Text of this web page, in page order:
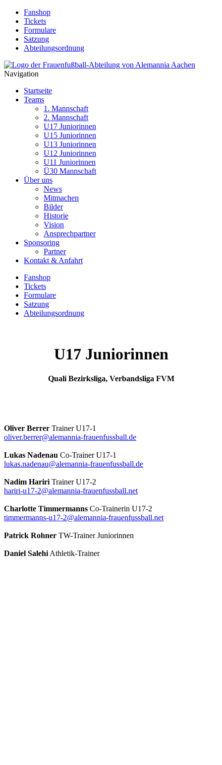
Fanshop
Tickets
Formulare
Satzung
Abteilungsordnung
Navigation
Startseite
Teams
1. Mannschaft
2. Mannschaft
U17 Juniorinnen
U15 Juniorinnen
U13 Juniorinnen
U12 Juniorinnen
U11 Juniorinnen
Ü30 Mannschaft
Über uns
News
Mitmachen
Bilder
Historie
Vision
Ansprechpartner
Sponsoring
Partner
Kontakt & Anfahrt
Fanshop
Tickets
Formulare
Satzung
Abteilungsordnung
U17 Juniorinnen
Quali Bezirksliga, Verbandsliga FVM
Oliver Berrer Trainer U17-1
oliver.berrer@alemannia-frauenfussball.de
Lukas Nadenau Co-Trainer U17-1
lukas.nadenau@alemannia-frauenfussball.de
Nadim Hariri Trainer U17-2
hariri-u17-2@alemannia-frauenfussball.net
Charlotte Timmermanns Co-Trainerin U17-2
timmermanns-u17-2@alemannia-frauenfussball.net
Patrick Rohner TW-Trainer Juniorinnen
Daniel Salehi Athletik-Trainer